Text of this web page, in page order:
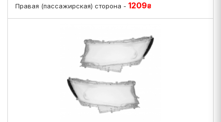
Правая (пассажирская) сторона - 1209₴